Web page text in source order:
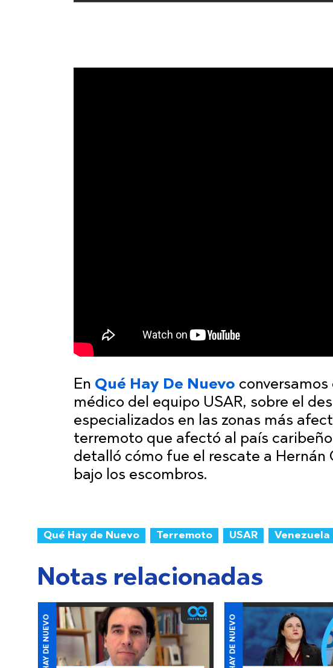
En Qué Hay De Nuevo conversamos
médico del equipo USAR, sobre el
especializados en las zonas más
terremoto que afectó al país
detalló cómo fue el rescate a
bajo los escombros.
Qué Hay de Nuevo Terremoto USAR Venezuela
Notas relacionadas
QUÉ HAY DE NUEVO QUÉ HAY DE NUEVO